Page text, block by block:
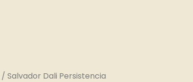
/ Salvador Dali Persistencia